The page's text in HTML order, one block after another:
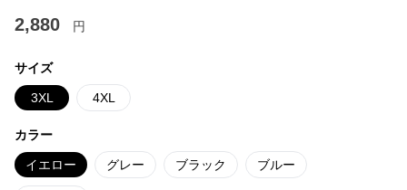
2,880 円
サイズ
3XL 4XL
カラー
イエロー グレー ブラック ブルー